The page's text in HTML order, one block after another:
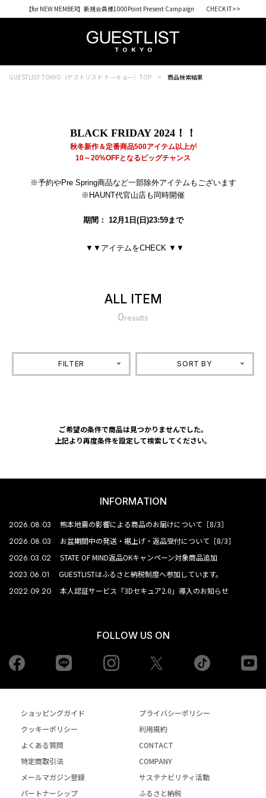
【for NEW MEMBER】新規会員様1000Point Present Campaign CHECK IT>>
GUESTLIST TOKYO（ゲストリスト トーキョー）TOP 商品検索結果
BLACK FRIDAY 2024！！
秋冬新作＆定番商品500アイテム以上が
10～20%OFFとなるビッグチャンス
※予約やPre Spring商品など一部除外アイテムもございます
※HAUNT代官山店も同時開催
期間： 12月1日(日)23:59まで
▼▼アイテムをCHECK ▼▼
ALL ITEM
0results
FILTER SORT BY
ご希望の条件で商品は見つかりませんでした。
上記より再度条件を設定して検索してください。
INFORMATION
2026.08.03 熊本地震の影響による商品のお届けについて［8/3］
2026.08.03 お盆期間中の発送・裾上げ・返品受付について［8/3］
2026.03.02 STATE OF MIND返品OKキャンペーン対象商品追加
2023.06.01 GUESTLISTはふるさと納税制度へ参加しています。
2022.09.20 本人認証サービス「3Dセキュア2.0」導入のお知らせ
FOLLOW US ON
Facebook Instagram tiktok
ショッピングガイド
プライバシーポリシー
クッキーポリシー
利用規約
よくある質問
CONTACT
特定商取引法
COMPANY
メールマガジン登録
サステナビリティ活動
パートナーシップ
ふるさと納税